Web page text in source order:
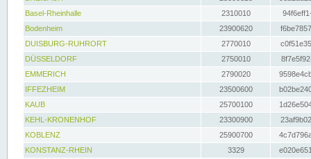
Basel-Rheinhalle
2310010
Bodenheim
23900620
DUISBURG-RUHRORT
2770010
DÜSSELDORF
2750010
EMMERICH
2790020
IFFEZHEIM
23500600
KAUB
25700100
KEHL-KRONENHOF
23300900
KOBLENZ
25900700
KONSTANZ-RHEIN
3329